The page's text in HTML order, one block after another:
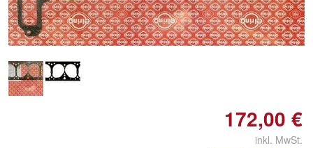
Doppelt antippen zum
vergrößern
172,00 €
inkl. MwSt.